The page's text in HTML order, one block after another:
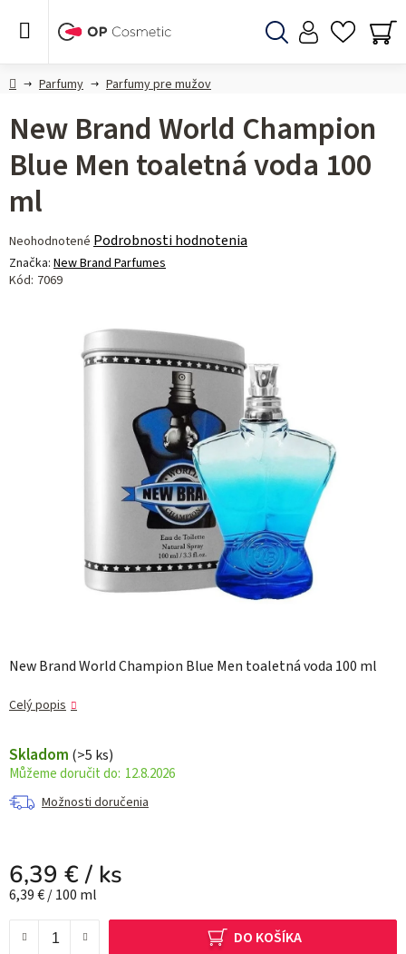
DomovParfumy Parfumy pre mužov
New Brand World Champion Blue Men toaletná voda 100 ml
Celý popis
Skladom (>5 ks)
12.8.2026
Možnosti doručenia
6,39 €/ ks
Jednotková cena:
6,39 € / 100 ml
DO KOŠÍKA
New Brand World Champion
Blue Men toaletná voda 100
ml
Priemerné
hodnotenie
produktu
Neohodnotené Podrobnosti hodnotenia
Značka: New Brand Parfumes
Kód: 7069